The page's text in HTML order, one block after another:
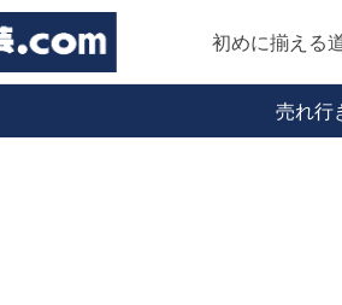
初めに揃える
売れ行